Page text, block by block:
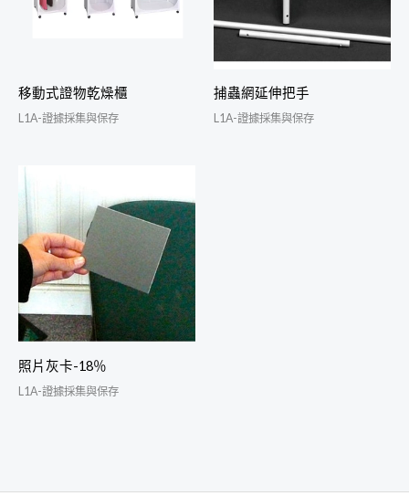
移動式證物乾燥櫃
L1A-證據採集與保存
捕蟲網延伸把手
L1A-證據採集與保存
照片灰卡-18％
L1A-證據採集與保存